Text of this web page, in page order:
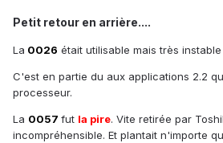
Petit retour en arrière....
La 0026 était utilisable mais très
C'est en partie du aux applications 2.2
processeur.
La 0057 fut la pire. Vite retirée par
incompréhensible. Et plantait n'importe